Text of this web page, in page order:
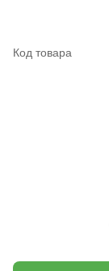
Код товара